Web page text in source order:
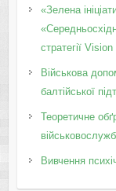
«Зелена
стратегії
Військова
балтійської
Теоретичне
Вивчення